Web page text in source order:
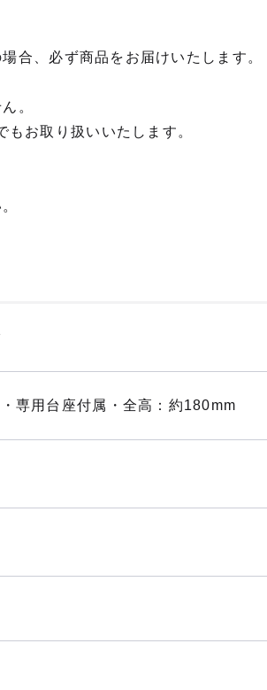
合、必ず商品をお届けいたします。
。
お取り扱いいたします。
専用台座付属・全高：約180mm